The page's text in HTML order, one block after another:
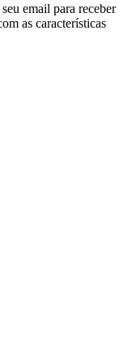
email para receber
as características